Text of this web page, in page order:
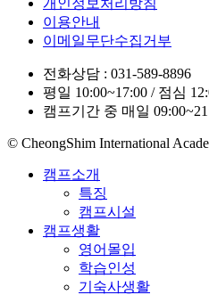
이용안내
이메일무단수집거부
전화상담 : 031-589-8896
평일 10:00~17:00 / 점심
캠프기간 중 매일
© CheongShim International
캠프소개
특징
캠프시설
캠프생활
영어몰입
학습인성
기숙사생활